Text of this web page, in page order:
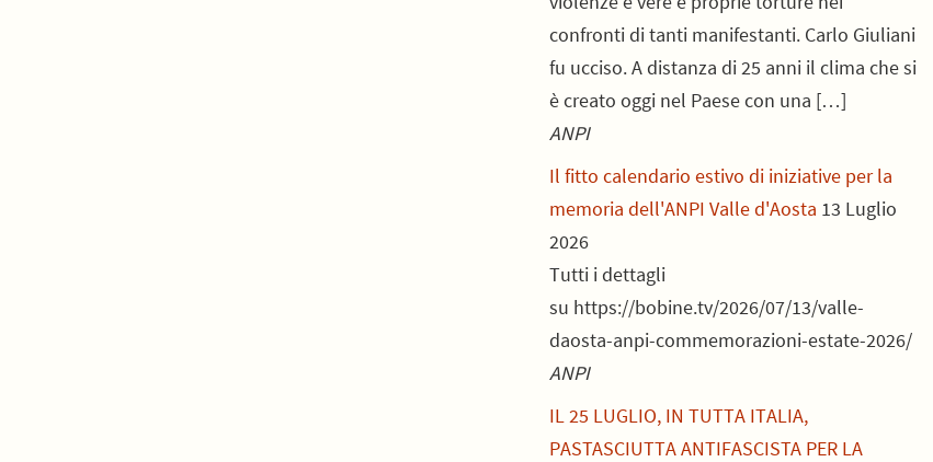
confronti di tanti manifestanti. Carlo Giuliani
fu ucciso. A distanza di 25 anni il clima che si
è creato oggi nel Paese con una […]
ANPI
Il fitto calendario estivo di iniziative per la
memoria dell'ANPI Valle d'Aosta 13 Luglio
2026
Tutti i dettagli
su https://bobine.tv/2026/07/13/valle-
daosta-anpi-commemorazioni-estate-2026/
ANPI
IL 25 LUGLIO, IN TUTTA ITALIA,
PASTASCIUTTA ANTIFASCISTA PER LA